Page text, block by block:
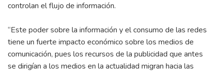
controlan el flujo de información.
“Este poder sobre la información y el consumo de las redes
tiene un fuerte impacto económico sobre los medios de
comunicación, pues los recursos de la publicidad que antes
se dirigían a los medios en la actualidad migran hacia las